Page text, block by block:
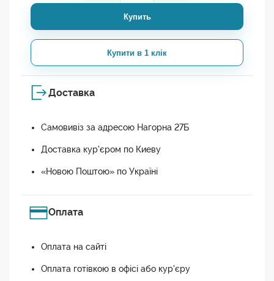
Купить
Купити в 1 клік
Доставка
Самовивіз за адресою Нагорна 27Б
Доставка кур'єром по Киеву
«Новою Поштою» по Україні
Оплата
Оплата на сайті
Оплата готівкою в офісі або кур'єру